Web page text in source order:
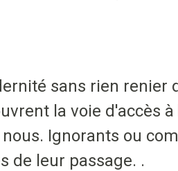
sans rien renier
la voie d'accès
Ignorants ou
de leur passage. .